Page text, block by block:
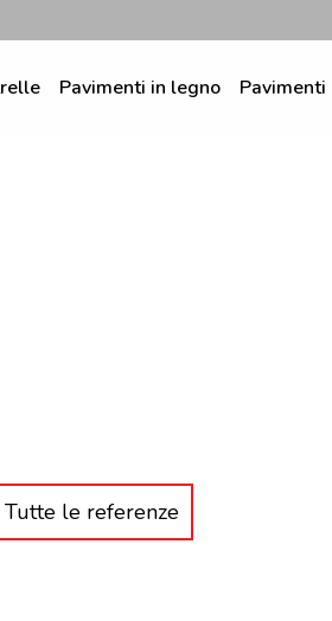
Pavimenti in legno Pavimenti
le referenze